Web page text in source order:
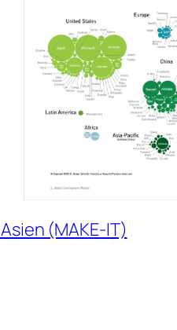
(MAKE-IT)